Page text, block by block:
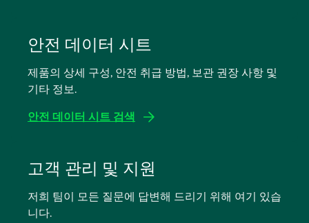
안전 데이터 시트
제품의 상세 구성, 안전 취급 방법, 보관 권장 사항 및
기타 정보.
안전 데이터 시트 검색
고객 관리 및 지원
저희 팀이 모든 질문에 답변해 드리기 위해 여기 있습
니다.